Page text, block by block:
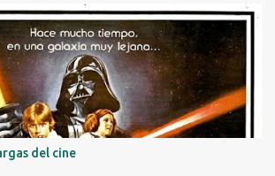
y en todas, solidaridad con los trabajadores
y por lo de sus compañeros, más que por
cuidar que su ano salga lo más ileso posible.
con drones un depósito de combustible
que sigue la guerra por allá.
las prórrogas que le dieron a Cardama,
con pocas ganas de terminar las
a los escenarios (porque el calefón no se
del cine